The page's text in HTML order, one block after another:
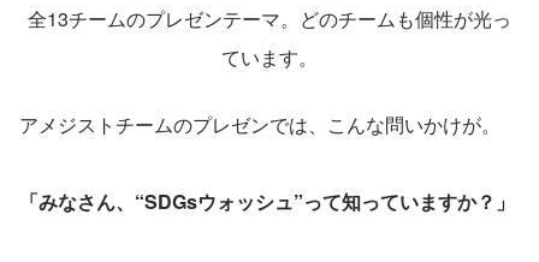
全13チームのプレゼンテーマ。どのチームも個性が光っ
ています。
アメジストチームのプレゼンでは、こんな問いかけが。
「みなさん、“SDGsウォッシュ”って知っていますか？」